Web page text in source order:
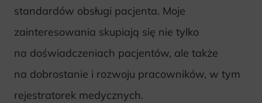
standardów obsługi pacjenta. Moje
zainteresowania skupiają się nie tylko
na doświadczeniach pacjentów, ale także
na dobrostanie i rozwoju pracowników, w tym
rejestratorek medycznych.